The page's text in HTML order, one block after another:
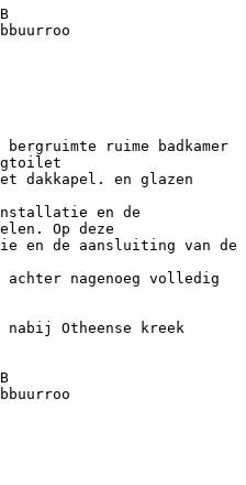
ruime badkamer
dakkapel. en glazen
en de
Op deze
en de aansluiting van de
nagenoeg volledig
nabij Otheense kreek